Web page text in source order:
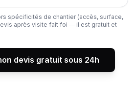
spécificités de chantier (accès, surface,
après visite fait foi — il est gratuit et
devis gratuit sous 24h